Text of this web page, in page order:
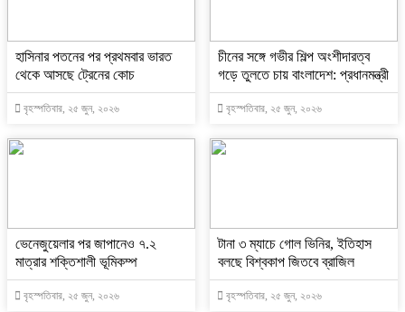
হাসিনার পতনের পর প্রথমবার ভারত
থেকে আসছে ট্রেনের কোচ
বৃহস্পতিবার, ২৫ জুন, ২০২৬
চীনের সঙ্গে গভীর শিল্প অংশীদারত্ব
গড়ে তুলতে চায় বাংলাদেশ: প্রধানমন্ত্রী
বৃহস্পতিবার, ২৫ জুন, ২০২৬
ভেনেজুয়েলার পর জাপানেও ৭.২
মাত্রার শক্তিশালী ভূমিকম্প
বৃহস্পতিবার, ২৫ জুন, ২০২৬
টানা ৩ ম্যাচে গোল ভিনির, ইতিহাস
বলছে বিশ্বকাপ জিতবে ব্রাজিল
বৃহস্পতিবার, ২৫ জুন, ২০২৬